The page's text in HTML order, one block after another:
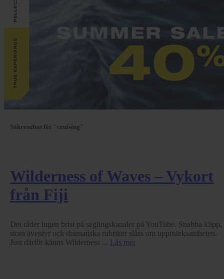
Sökresultat för "cruising"
Wilderness of Waves – Vykort
från Fiji
Det råder ingen brist på seglingskanaler på YouTube. Snabba klipp,
stora äventyr och dramatiska rubriker slåss om uppmärksamheten.
Just därför känns Wilderness ... Läs mer